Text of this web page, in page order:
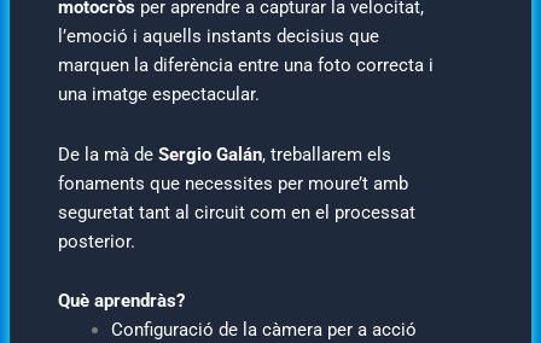
motocròs per aprendre a capturar la velocitat,
l’emoció i aquells instants decisius que
marquen la diferència entre una foto correcta i
una imatge espectacular.
De la mà de Sergio Galán, treballarem els
fonaments que necessites per moure’t amb
seguretat tant al circuit com en el processat
posterior.
Què aprendràs?
Configuració de la càmera per a acció